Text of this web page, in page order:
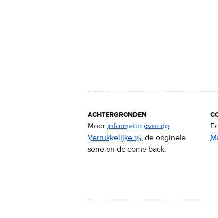
achtergronden
Meer informatie over de
Verrukkelijke 15, de originele
serie en de come back.